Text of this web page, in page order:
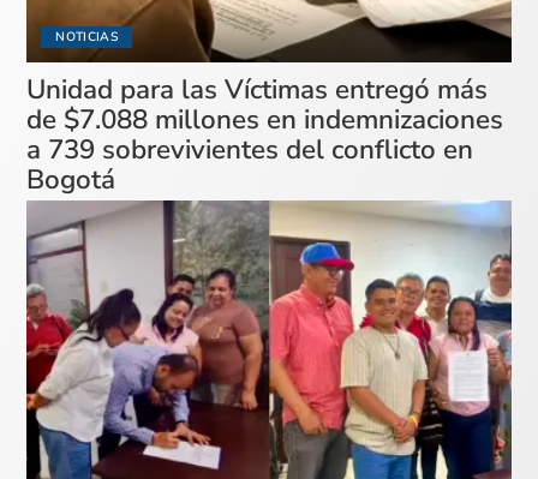
NOTICIAS
Unidad para las Víctimas entregó más
de $7.088 millones en indemnizaciones
a 739 sobrevivientes del conflicto en
Bogotá